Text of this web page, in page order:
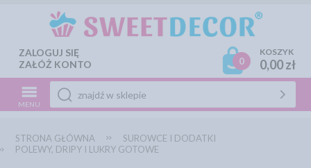
ZALOGUJ SIĘ
ZAŁÓŻ KONTO
0
KOSZYK
0,00 zł
MENU
STRONA GŁÓWNA
SUROWCE I DODATKI
POLEWY, DRIPY I LUKRY GOTOWE